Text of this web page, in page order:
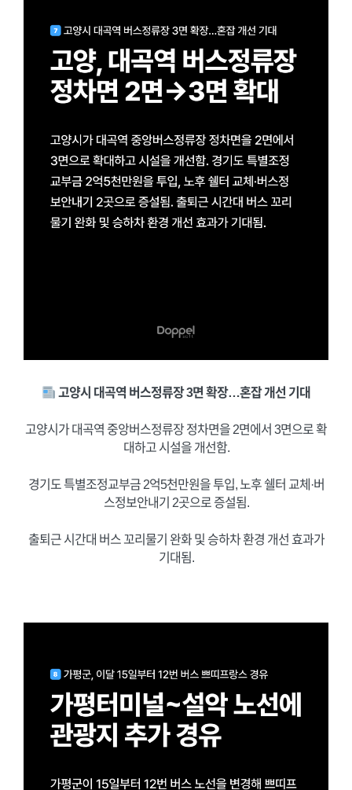
고양시 대곡역 버스정류장 3면 확장…혼잡 개선 기대
고양시가 대곡역 중앙버스정류장 정차면을 2면에서 3면으로 확
대하고 시설을 개선함.
경기도 특별조정교부금 2억5천만원을 투입, 노후 쉘터 교체·버
스정보안내기 2곳으로 증설됨.
출퇴근 시간대 버스 꼬리물기 완화 및 승하차 환경 개선 효과가
기대됨.